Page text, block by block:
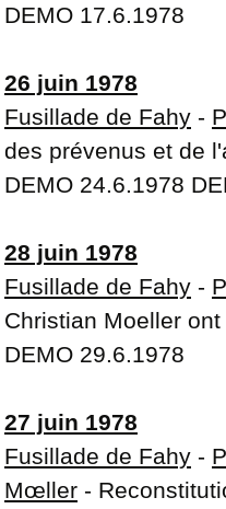
DEMO 17.6.1978
26 juin 1978
Fusillade de Fahy -
des prévenus et de
DEMO 24.6.1978
28 juin 1978
Fusillade de Fahy -
Christian Moeller
DEMO 29.6.1978
27 juin 1978
Fusillade de Fahy -
Mœller -